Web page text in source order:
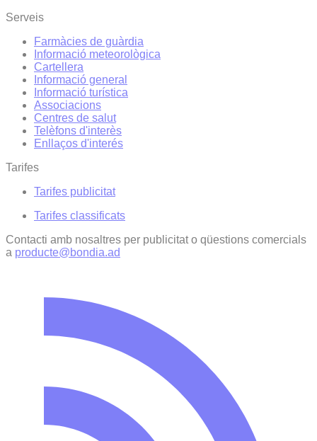
Serveis
Farmàcies de guàrdia
Informació meteorològica
Cartellera
Informació general
Informació turística
Associacions
Centres de salut
Telèfons d'interès
Enllaços d'interés
Tarifes
Tarifes publicitat
Tarifes classificats
Contacti amb nosaltres per publicitat o qüestions comercials
a producte@bondia.ad